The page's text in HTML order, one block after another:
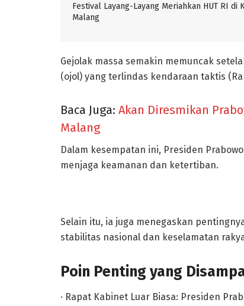
Festival Layang-Layang Meriahkan HUT RI di
Malang
Gejolak massa semakin memuncak
(ojol) yang terlindas kendaraan taktis
Baca Juga: Akan Diresmikan
Malang
Dalam kesempatan ini, Presiden
menjaga keamanan dan ketertiban.
Selain itu, ia juga menegaskan
stabilitas nasional dan keselamatan
Poin Penting yang
· Rapat Kabinet Luar Biasa: Presiden